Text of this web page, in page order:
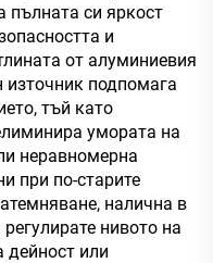
пълната си яркост
и
от алуминиевия
източник подпомага
тъй като
умората на
неравномерна
при по-старите
налична в
нивото на
дейност или